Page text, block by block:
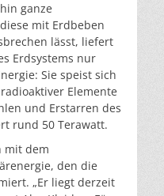
ganze
mit Erdbeben
lässt, liefert
Erdsystems nur
Sie speist sich
Elemente
und Erstarren des
rund 50 Terawatt.
mit dem
den die
„Er liegt derzeit